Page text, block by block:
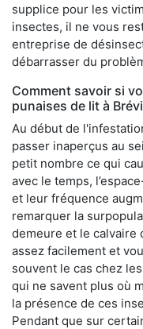
supplice pour les
insectes, il ne vous
entreprise de
débarrasser du
Comment savoir si
punaises de lit à
Au début de
passer inaperçus au
petit nombre ce qui
avec le temps,
et leur fréquence
remarquer la
demeure et le calvaire
assez facilement et
souvent le cas chez
qui ne savent plus où
la présence de ces
Pendant que sur